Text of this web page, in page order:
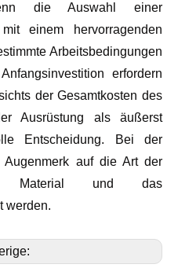
die Auswahl einer
einem hervorragenden
Arbeitsbedingungen
erfordern
der Gesamtkosten des
Ausrüstung als äußerst
Entscheidung. Bei der
auf die Art der
Material und das
werden.